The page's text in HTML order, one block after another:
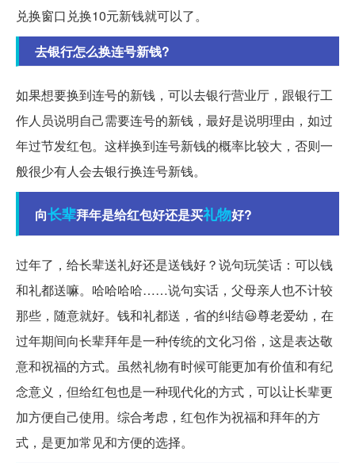
兑换窗口兑换10元新钱就可以了。
去银行怎么换连号新钱?
如果想要换到连号的新钱，可以去银行营业厅，跟银行工
作人员说明自己需要连号的新钱，最好是说明理由，如过
年过节发红包。这样换到连号新钱的概率比较大，否则一
般很少有人会去银行换连号新钱。
向长辈拜年是给红包好还是买礼物好?
过年了，给长辈送礼好还是送钱好？说句玩笑话：可以钱
和礼都送嘛。哈哈哈哈……说句实话，父母亲人也不计较
那些，随意就好。钱和礼都送，省的纠结😃尊老爱幼，在
过年期间向长辈拜年是一种传统的文化习俗，这是表达敬
意和祝福的方式。虽然礼物有时候可能更加有价值和有纪
念意义，但给红包也是一种现代化的方式，可以让长辈更
加方便自己使用。综合考虑，红包作为祝福和拜年的方
式，是更加常见和方便的选择。